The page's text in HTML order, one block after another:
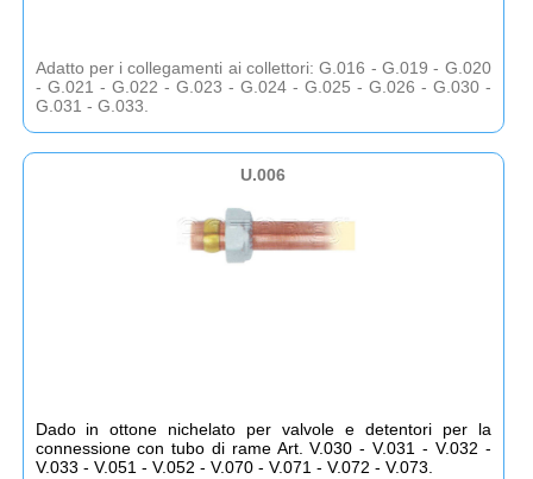
Adatto per i collegamenti ai collettori: G.016 - G.019 - G.020
- G.021 - G.022 - G.023 - G.024 - G.025 - G.026 - G.030 -
G.031 - G.033.
U.006
Dado in ottone nichelato per valvole e detentori per la
connessione con tubo di rame Art. V.030 - V.031 - V.032 -
V.033 - V.051 - V.052 - V.070 - V.071 - V.072 - V.073.